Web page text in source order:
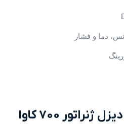
دما و فشار
700 کاوا